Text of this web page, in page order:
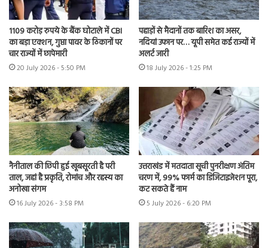
1109 करोड़ रुपये के बैंक घोटाले में CBI
का बड़ा एक्शन, गुप्ता पावर के ठिकानों पर
चार राज्यों में छापेमारी
20 July 2026 - 5:50 PM
पहाड़ों से मैदानों तक बारिश का असर,
नदियां उफान पर… यूपी समेत कई राज्यों में
अलर्ट जारी
18 July 2026 - 1:25 PM
नैनीताल की छिपी हुई खूबसूरती है परी
ताल, जहां है प्रकृति, रोमांच और रहस्य का
अनोखा संगम
16 July 2026 - 3:58 PM
उत्तराखंड में मतदाता सूची पुनरीक्षण अंतिम
चरण में, 99% फार्म का डिजिटाइजेशन पूरा,
कट सकते हैं नाम
5 July 2026 - 6:20 PM